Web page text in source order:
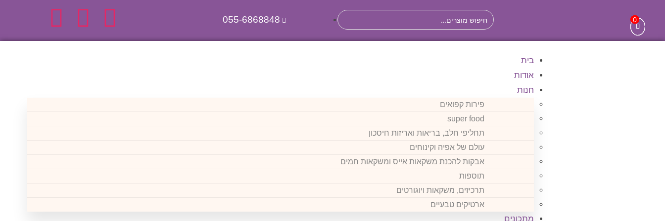
0
0
0
055-6868848
בית
אודות
חנות
פירות קפואים
super food
תחליפי חלב, בריאות ואריזות חיסכון
עולם של אפיה וקינוחים
אבקות להכנת משקאות אייס ומשקאות חמים
תוספות
תרכיזים, משקאות ויוגורטים
ארטיקים טבעיים
מתכונים